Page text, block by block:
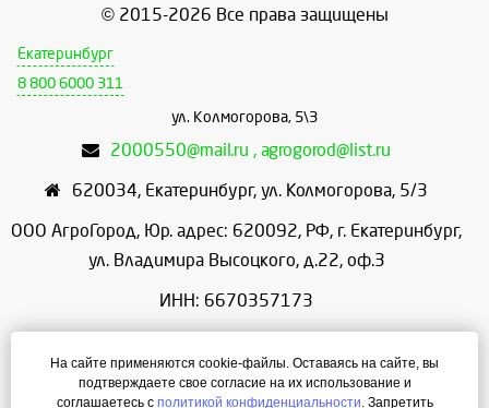
© 2015-2026 Все права защищены
Екатеринбург
8 800 6000 311
ул. Колмогорова, 5\3
2000550@mail.ru , agrogorod@list.ru
620034, Екатеринбург, ул. Колмогорова, 5/3
ООО АгроГород, Юр. адрес: 620092, РФ, г. Екатеринбург,
ул. Владимира Высоцкого, д.22, оф.3
ИНН: 6670357173
ОГРН: 1156658086166
На сайте применяются cookie-файлы. Оставаясь на сайте, вы
подтверждаете свое согласие на их использование и
соглашаетесь с политикой конфиденциальности. Запретить